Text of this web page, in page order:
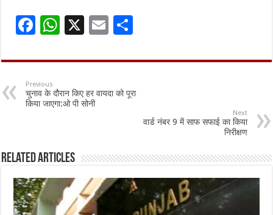
F
e
b
o
W
at
sA
p
X
E
ai ar
Previous
चुनाव के दौरान किए हर वायदा को पूरा
किया जाएगा:ओ पी सोनी
Next
वार्ड नंबर 9 में साफ सफाई का किया
निरीक्षण
Related Articles